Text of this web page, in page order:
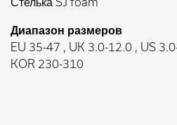
Диапазон размеров
EU 35-47 , UK 3.0-12.0 , US
KOR 230-310